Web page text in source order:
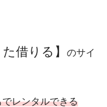
借りる】
のサイ
レンタルできる